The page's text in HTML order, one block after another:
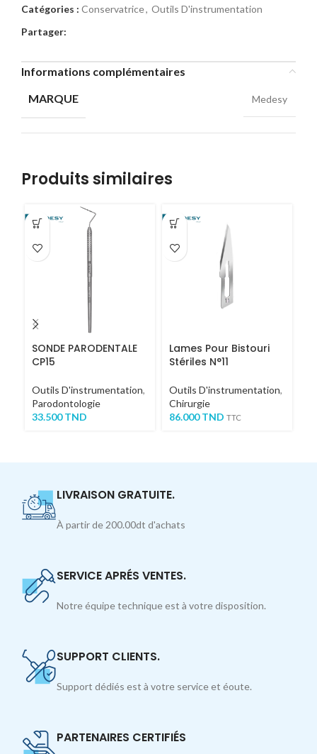
Catégories : Conservatrice, Outils D'instrumentation
Partager:
Informations complémentaires
MARQUE
Medesy
Produits similaires
SONDE PARODENTALE
CP15
Outils D'instrumentation,
Parodontologie
33.500TND
Lames Pour Bistouri
Stériles N°11
Outils D'instrumentation,
Chirurgie
86.000TND TTC
LIVRAISON GRATUITE.
À partir de 200.00dt d'achats
SERVICE APRÉS VENTES.
Notre équipe technique est à votre disposition.
SUPPORT CLIENTS.
Support dédiés est à votre service et éoute.
PARTENAIRES CERTIFIÉS